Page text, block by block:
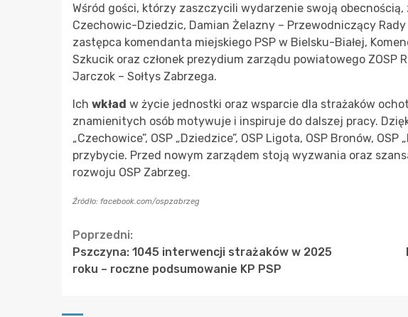
Wśród gości, którzy zaszczycili wydarzenie swoją
Czechowic-Dziedzic, Damian Żelazny – Przewodniczący Rady
zastępca komendanta miejskiego PSP w Bielsku-Białej,
Szkucik oraz członek prezydium zarządu powiatowego ZOSP
Jarczok – Sołtys Zabrzega.
Ich wkład w życie jednostki oraz wsparcie dla strażaków
znamienitych osób motywuje i inspiruje do dalszej pracy.
„Czechowice”, OSP „Dziedzice”, OSP Ligota, OSP Bronów,
przybycie. Przed nowym zarządem stoją wyzwania oraz
rozwoju OSP Zabrzeg.
Źródło: facebook.com/ospzabrzeg
Continue
Reading
Poprzedni:
Pszczyna: 1045 interwencji strażaków w 2025
roku – roczne podsumowanie KP PSP